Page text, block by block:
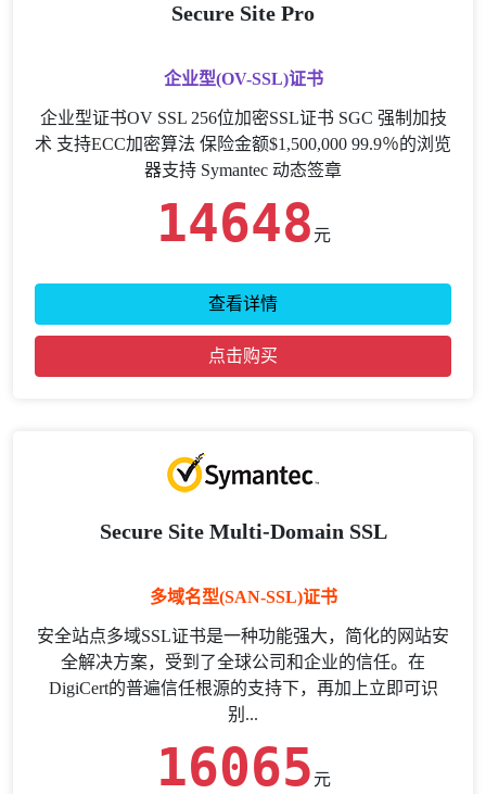
Secure Site Pro
企业型(OV-SSL)证书
企业型证书OV SSL 256位加密SSL证书 SGC 强制加技
术 支持ECC加密算法 保险金额$1,500,000 99.9％的浏览
器支持 Symantec 动态签章
14648 元
查看详情
点击购买
Secure Site Multi-Domain SSL
多域名型(SAN-SSL)证书
安全站点多域SSL证书是一种功能强大，简化的网站安
全解决方案，受到了全球公司和企业的信任。在
DigiCert的普遍信任根源的支持下，再加上立即可识
别...
16065 元